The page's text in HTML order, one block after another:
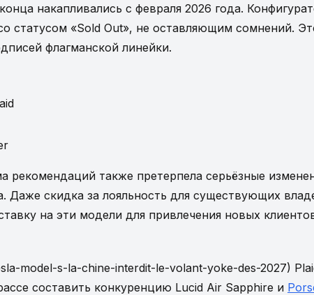
накапливались с февраля 2026 года.
статусом «Sold Out», не оставляющим сомнений.
флагманской линейки.
рекомендаций также претерпела серьёзные
Даже скидка за лояльность для существующих
на эти модели для привлечения новых
model-s-la-chine-interdit-le-volant-yoke-des-2027)
составить конкуренцию Lucid Air Sapphire и